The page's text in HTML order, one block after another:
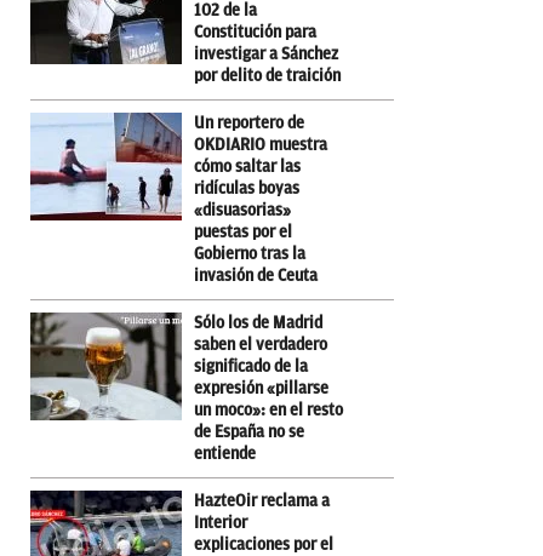
102 de la
Constitución para
investigar a Sánchez
por delito de traición
Un reportero de
OKDIARIO muestra
cómo saltar las
ridículas boyas
«disuasorias»
puestas por el
Gobierno tras la
invasión de Ceuta
Sólo los de Madrid
saben el verdadero
significado de la
expresión «pillarse
un moco»: en el resto
de España no se
entiende
HazteOir reclama a
Interior
explicaciones por el